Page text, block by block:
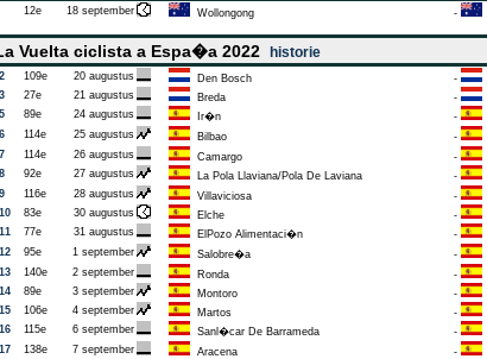
12e 18 september Wollongong -
Vuelta ciclista a Espa�a 2022 historie
109e 20 augustus Den Bosch -
27e 21 augustus Breda -
89e 24 augustus Ir�n -
114e 25 augustus Bilbao -
114e 26 augustus Camargo -
92e 27 augustus La Pola Llaviana/Pola De Laviana -
116e 28 augustus Villaviciosa -
83e 30 augustus Elche -
77e 31 augustus ElPozo Alimentaci�n -
95e 1 september Salobre�a -
140e 2 september Ronda -
89e 3 september Montoro -
106e 4 september Martos -
115e 6 september Sanl�car De Barrameda -
138e 7 september Aracena -